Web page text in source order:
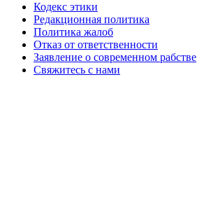
Кодекс этики
Редакционная политика
Политика жалоб
Отказ от ответственности
Заявление о современном рабстве
Свяжитесь с нами